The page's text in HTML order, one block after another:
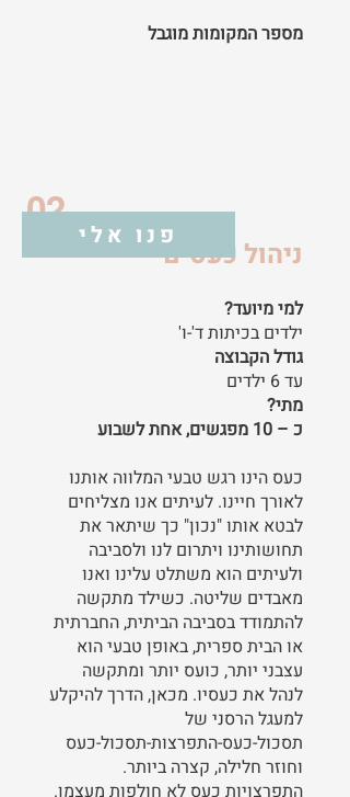
מספר המקומות מוגבל
02
ניהול כעסים
למי מיועד?
ילדים בכיתות ד'-ו'
גודל הקבוצה
עד 6 ילדים
מתי?
כ – 10 מפגשים, אחת לשבוע
כעס הינו רגש טבעי המלווה אותנו
לאורך חיינו. לעיתים אנו מצליחים
לבטא אותו "נכון" כך שיתאר את
תחושותינו ויתרום לנו ולסביבה
ולעיתים הוא משתלט עלינו ואנו
מאבדים שליטה. כשילד מתקשה
להתמודד בסביבה הביתית, החברתית
או הבית ספרית, באופן טבעי הוא
עצבני יותר, כועס יותר ומתקשה
לנהל את כעסיו. מכאן, הדרך להיקלע
למעגל הרסני של
תסכול-כעס-התפרצות-תסכול-כעס
וחוזר חלילה, קצרה ביותר.
התפרצויות כעס לא חולפות מעצמן.
פנו אלי